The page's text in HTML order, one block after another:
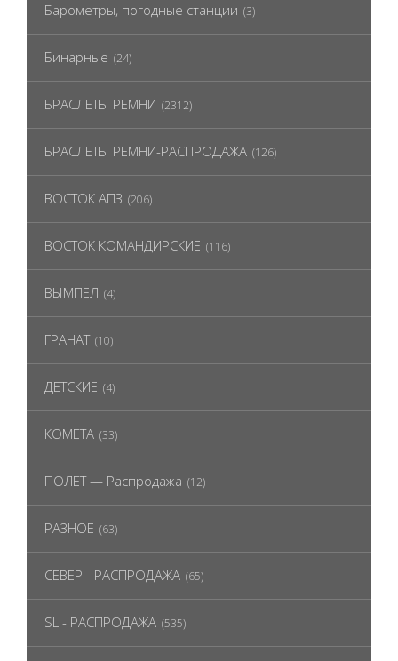
Барометры, погодные станции (3)
Бинарные (24)
БРАСЛЕТЫ РЕМНИ (2312)
БРАСЛЕТЫ РЕМНИ-РАСПРОДАЖА (126)
ВОСТОК АПЗ (206)
ВОСТОК КОМАНДИРСКИЕ (116)
ВЫМПЕЛ (4)
ГРАНАТ (10)
ДЕТСКИЕ (4)
КОМЕТА (33)
ПОЛЕТ — Распродажа (12)
РАЗНОЕ (63)
СЕВЕР - РАСПРОДАЖА (65)
SL - РАСПРОДАЖА (535)